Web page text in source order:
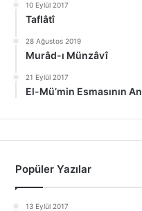
10 Eylül 2017
Taflâtî
28 Ağustos 2019
Murâd-ı Münzâvî
21 Eylül 2017
El-Mü’min Esmasının
Popüler Yazılar
13 Eylül 2017